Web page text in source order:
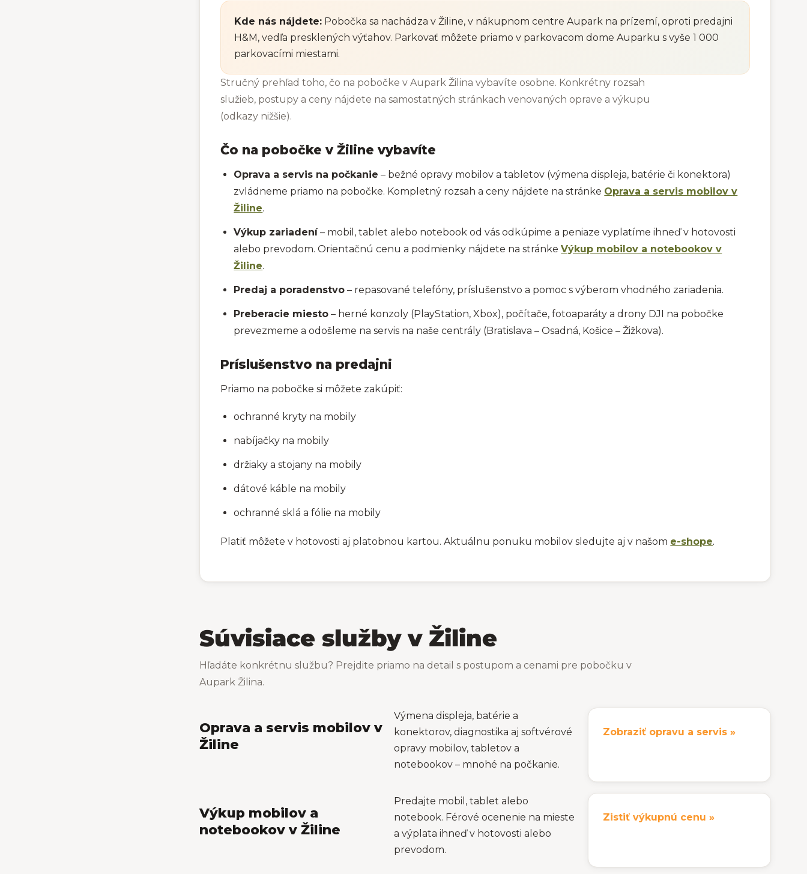
Kde nás nájdete: Pobočka sa nachádza v Žiline, v nákupnom centre Aupark na prízemí, oproti predajni
H&M, vedľa presklených výťahov. Parkovať môžete priamo v parkovacom dome Auparku s vyše 1 000
parkovacími miestami.
Stručný prehľad toho, čo na pobočke v Aupark Žilina vybavíte osobne. Konkrétny rozsah
služieb, postupy a ceny nájdete na samostatných stránkach venovaných oprave a výkupu
(odkazy nižšie).
Čo na pobočke v Žiline vybavíte
Oprava a servis na počkanie – bežné opravy mobilov a tabletov (výmena displeja, batérie či konektora)
zvládneme priamo na pobočke. Kompletný rozsah a ceny nájdete na stránke Oprava a servis mobilov v
Žiline.
Výkup zariadení– mobil, tablet alebo notebook od vás odkúpime a peniaze vyplatíme ihneď v hotovosti
alebo prevodom. Orientačnú cenu a podmienky nájdete na stránkeVýkup mobilov a notebookov v
Žiline.
Predaj a poradenstvo – repasované telefóny, príslušenstvo a pomoc s výberom vhodného zariadenia.
Preberacie miesto – herné konzoly (PlayStation, Xbox), počítače, fotoaparáty a drony DJI na pobočke
prevezmeme a odošleme na servis na naše centrály (Bratislava – Osadná, Košice – Žižkova).
Príslušenstvo na predajni
Priamo na pobočke si môžete zakúpiť:
ochranné kryty na mobily
nabíjačky na mobily
držiaky a stojany na mobily
dátové káble na mobily
ochranné sklá a fólie na mobily
Platiť môžete v hotovosti aj platobnou kartou. Aktuálnu ponuku mobilov sledujte aj v našom e-shope.
Súvisiace služby v Žiline
Hľadáte konkrétnu službu? Prejdite priamo na detail s postupom a cenami pre pobočku v
Aupark Žilina.
Oprava a servis mobilov v
Žiline
Výmena displeja, batérie a
konektorov, diagnostika aj softvérové
opravy mobilov, tabletov a
notebookov – mnohé na počkanie.
Zobraziť opravu a servis »
Výkup mobilov a
notebookov v Žiline
Predajte mobil, tablet alebo
notebook. Férové ocenenie na mieste
a výplata ihneď v hotovosti alebo
prevodom.
Zistiť výkupnú cenu »